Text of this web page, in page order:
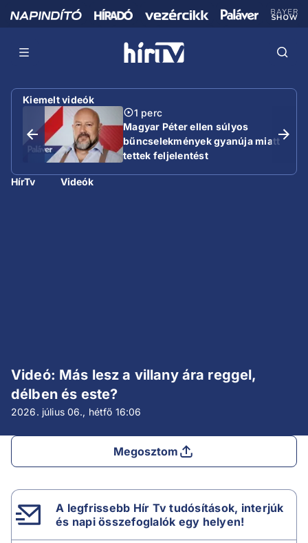
Kiemelt videók
1 perc
Magyar Péter ellen súlyos
bűncselekmények gyanúja miatt
tettek feljelentést
HírTv Videók
Videó: Más lesz a villany ára reggel,
délben és este?
2026. július 06., hétfő 16:06
Megosztom
A legfrissebb Hír Tv tudósítások, interjúk
és napi összefoglalók egy helyen!